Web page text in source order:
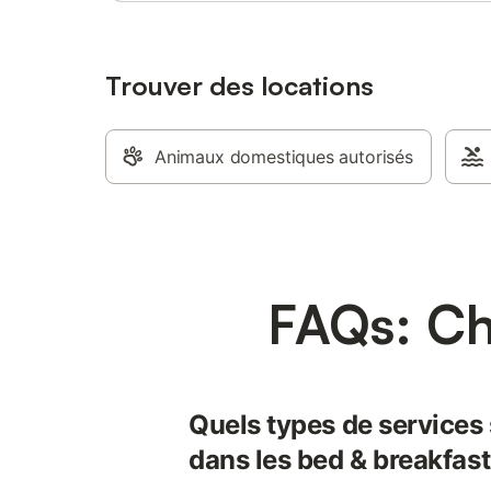
Trouver des locations
Animaux domestiques autorisés
FAQs:
Quels types de
dans les bed &